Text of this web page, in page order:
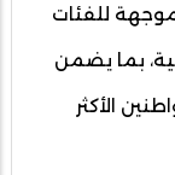
للفئات
بما يضمن
الأكثر